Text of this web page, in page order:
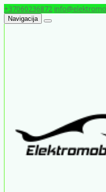
+37060236872
Navigacija